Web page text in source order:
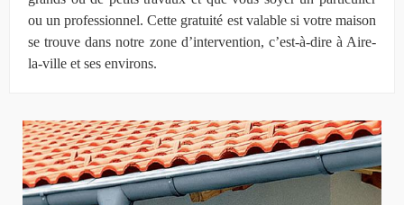
ou un professionnel. Cette gratuité est valable si votre maison
se trouve dans notre zone d’intervention, c’est-à-dire à Aire-
la-ville et ses environs.